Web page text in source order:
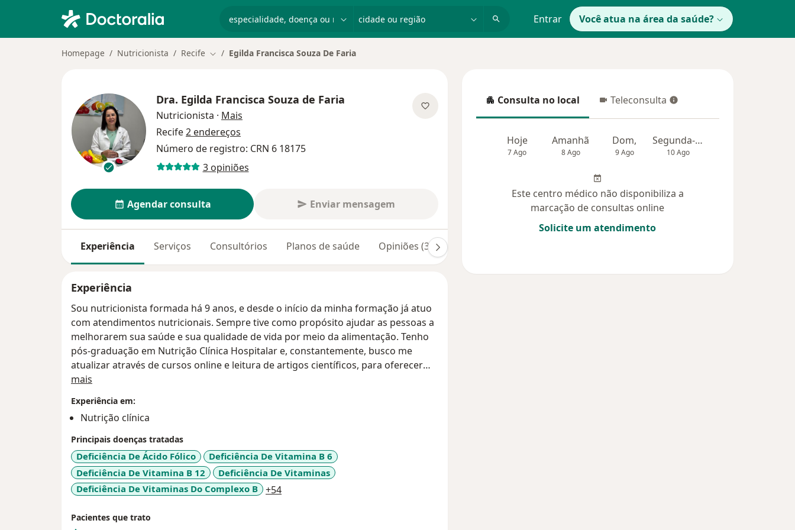
Entrar Você atua na área da saúde?
Homepage Nutricionista Recife Mudar de cidade
Egilda Francisca Souza De Faria
Dra. Egilda Francisca Souza de Faria
Nutricionista · Mais
Recife2 endereços
Número de registro: CRN 6 18175
3 opiniões
Agendar consulta Enviar mensagem
Experiência Serviços Consultórios Planos de saúde Opiniões (3)
Experiência
Sou nutricionista formada há 9 anos, e desde o início da minha formação já atuo
com atendimentos nutricionais. Sempre tive como propósito ajudar as pessoas a
melhorarem sua saúde e sua qualidade de vida por meio da alimentação. Tenho
pós-graduação em Nutrição Clínica Hospitalar e, constantemente, busco me
atualizar através de cursos online e leitura de artigos científicos, para oferecer
um atendimento baseado em evidências e adaptado às necessidades individuais
de cada paciente. Acredito que cada pessoa tem sua própria história, seus
desafios e suas conquistas. Por isso, meu atendimento é feito com escuta,
empatia e respeito. Juntos, vamos construir estratégias realistas e eficazes para
alcançar seus objetivos de forma saudável e duradoura.
mais
Experiência em:
Nutrição clínica
Principais doenças tratadas
Deficiência De Ácido Fólico
Deficiência De Vitamina B 6
Deficiência De Vitamina B 12
Deficiência De Vitaminas
Deficiência De Vitaminas Do Complexo B
+54a11y_sr_more_diseases
Pacientes que trato
Consulta no local
Consulta no local Teleconsulta
Teleconsulta
Hoje
7 Ago
Amanhã
8 Ago
Dom,
9 Ago
Segunda-feira
10 Ago
Este centro médico não disponibiliza a
marcação de consultas online
Solicite um atendimento